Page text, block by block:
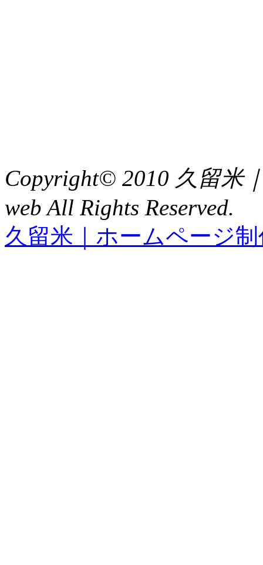
Copyright© 2010 久留米
web All Rights Reserved.
久留米｜ホームページ